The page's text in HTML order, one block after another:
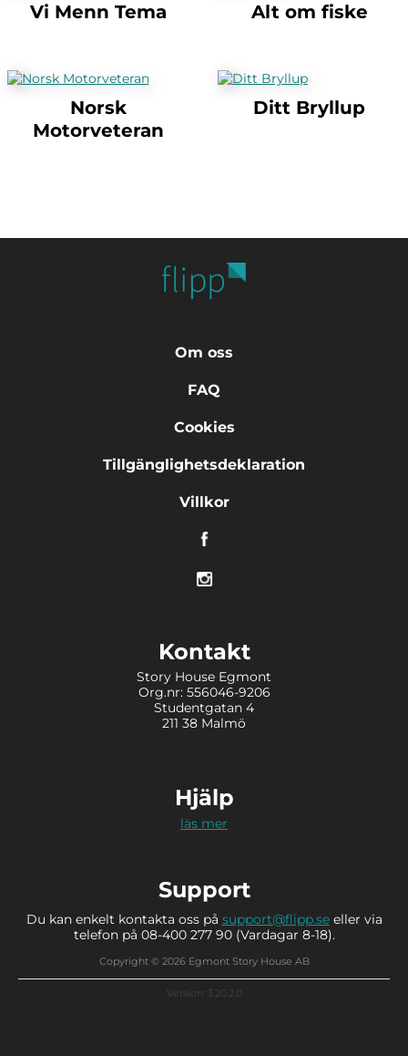
Vi Menn Tema Alt om fiske
Norsk
Motorveteran
Ditt Bryllup
Om oss
FAQ
Cookies
Tillgänglighetsdeklaration
Villkor
Kontakt
Story House Egmont
Org.nr: 556046-9206
Studentgatan 4
211 38 Malmö
Hjälp
läs mer
Support
Du kan enkelt kontakta oss på support@flipp.seeller via
telefon på 08-400 277 90 (Vardagar 8-18).
Copyright © 2026 Egmont Story House AB
Version: 3.20.2.0